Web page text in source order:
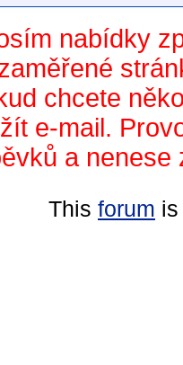
nabídky
chcete
e-mail.
a nenese
This forum